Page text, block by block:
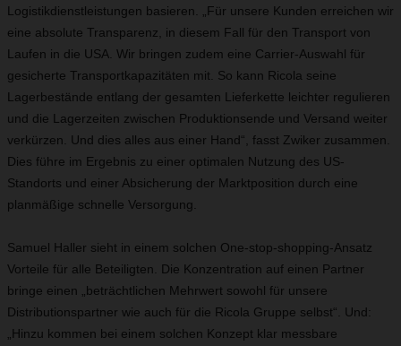
Logistikdienstleistungen basieren. „Für unsere Kunden erreichen wir
eine absolute Transparenz, in diesem Fall für den Transport von
Laufen in die USA. Wir bringen zudem eine Carrier-Auswahl für
gesicherte Transportkapazitäten mit. So kann Ricola seine
Lagerbestände entlang der gesamten Lieferkette leichter regulieren
und die Lagerzeiten zwischen Produktionsende und Versand weiter
verkürzen. Und dies alles aus einer Hand“, fasst Zwiker zusammen.
Dies führe im Ergebnis zu einer optimalen Nutzung des US-
Standorts und einer Absicherung der Marktposition durch eine
planmäßige schnelle Versorgung.
Samuel Haller sieht in einem solchen One-stop-shopping-Ansatz
Vorteile für alle Beteiligten. Die Konzentration auf einen Partner
bringe einen „beträchtlichen Mehrwert sowohl für unsere
Distributionspartner wie auch für die Ricola Gruppe selbst“. Und:
„Hinzu kommen bei einem solchen Konzept klar messbare